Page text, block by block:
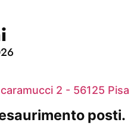
2 - 56125 Pisa
esaurimento posti.